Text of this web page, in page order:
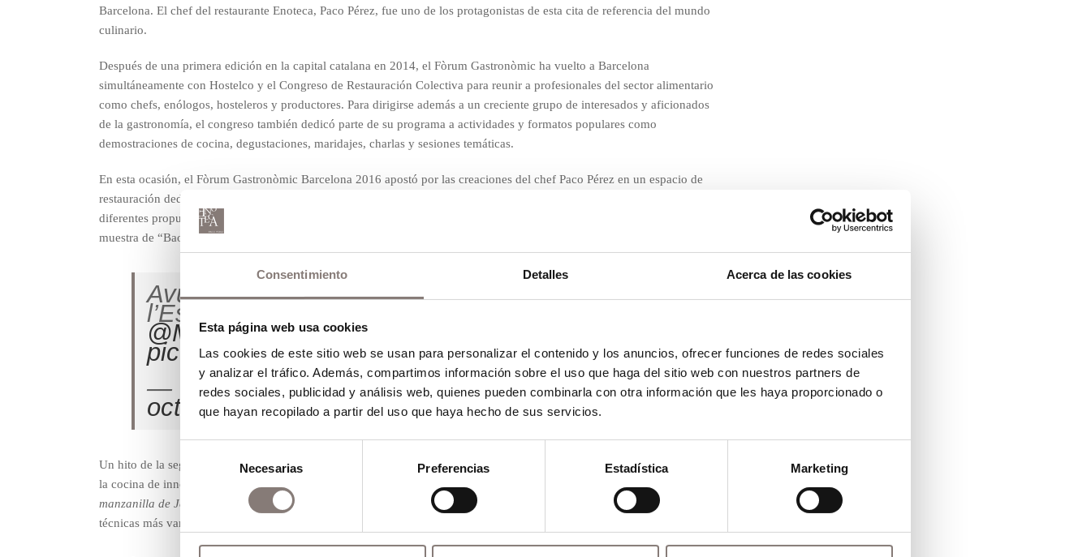
Consentimiento Detalles Acerca de las cookies
Esta página web usa cookies
Las cookies de este sitio web se usan para personalizar el contenido y los anuncios, ofrecer funciones de redes sociales
y analizar el tráfico. Además, compartimos información sobre el uso que haga del sitio web con nuestros partners de
redes sociales, publicidad y análisis web, quienes pueden combinarla con otra información que les haya proporcionado o
que hayan recopilado a partir del uso que haya hecho de sus servicios.
de
consentimiento
Necesarias Preferencias Estadística Marketing
Barcelona. El chef del restaurante Enoteca, Paco Pérez, fue uno de los protagonistas de esta cita de referencia del mundo
culinario.
Después de una primera edición en la capital catalana en 2014, el Fòrum Gastronòmic ha vuelto a Barcelona
simultáneamente con Hostelco y el Congreso de Restauración Colectiva para reunir a profesionales del sector alimentario
como chefs, enólogos, hosteleros y productores. Para dirigirse además a un creciente grupo de interesados y aficionados
de la gastronomía, el congreso también dedicó parte de su programa a actividades y formatos populares como
demostraciones de cocina, degustaciones, maridajes, charlas y sesiones temáticas.
En esta ocasión, el Fòrum Gastronòmic Barcelona 2016 apostó por las creaciones del chef Paco Pérez en un espacio de
restauración dedicado a las cocinas del mundo. Un total de 8 restaurantes, todos de la ciudad de Barcelona, ofrecieron
diferentes propuestas culinarias que trasladaron a los visitantes a distintos países. Paco Pérez, por su parte, sirvió una
muestra de “Baos” asiáticos, protagonistas de la carta de una taberna gastronómica del chef.
Avui la cuina asiàtica és la protagonista de
l’Espai Cuines. No us perdeu els Baos de
@Miramar_P_Perez
pic.twitter.com/xypLCK6epx
— Fòrum Gastronòmic (@FGastronomic)25
octobre 2016
Un hito de la segunda jornada del Fòrum Gastronòmic fue la demostración de Paco Pérez dedicada al universo creativo y
la cocina de innovación.
Estrellas de mar de jugo de moluscos y algasy un
‘Jardín’ helado con miel, capuchinas,
manzanilla de Jerez y pétalos fueron algunas de las creaciones que le sirvieron al chef multiestrellado para enseñar las
técnicas más vanguardistas de la